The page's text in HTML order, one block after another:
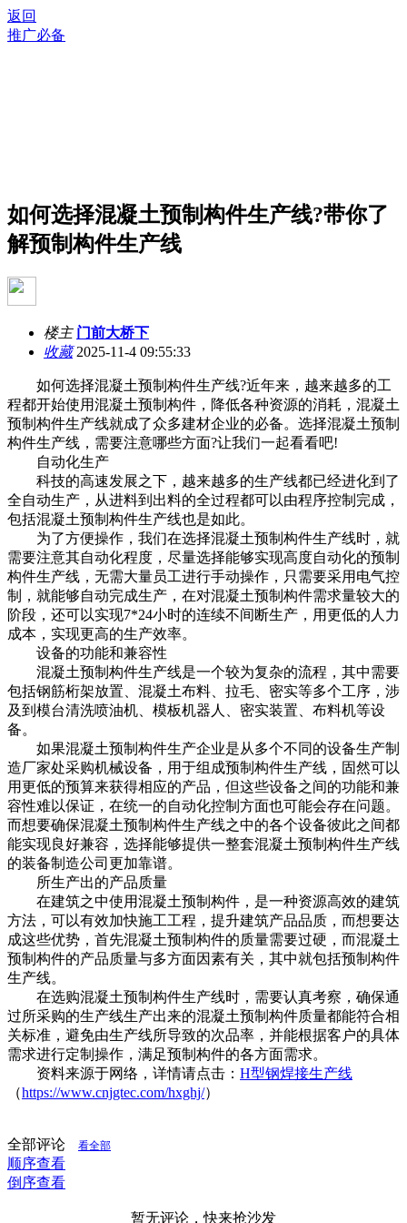
返回
推广必备
如何选择混凝土预制构件生产线?带你了
解预制构件生产线
楼主 门前大桥下
收藏2025-11-4 09:55:33
如何选择混凝土预制构件生产线?近年来，越来越多的工
程都开始使用混凝土预制构件，降低各种资源的消耗，混凝土
预制构件生产线就成了众多建材企业的必备。选择混凝土预制
构件生产线，需要注意哪些方面?让我们一起看看吧!
自动化生产
科技的高速发展之下，越来越多的生产线都已经进化到了
全自动生产，从进料到出料的全过程都可以由程序控制完成，
包括混凝土预制构件生产线也是如此。
为了方便操作，我们在选择混凝土预制构件生产线时，就
需要注意其自动化程度，尽量选择能够实现高度自动化的预制
构件生产线，无需大量员工进行手动操作，只需要采用电气控
制，就能够自动完成生产，在对混凝土预制构件需求量较大的
阶段，还可以实现7*24小时的连续不间断生产，用更低的人力
成本，实现更高的生产效率。
设备的功能和兼容性
混凝土预制构件生产线是一个较为复杂的流程，其中需要
包括钢筋桁架放置、混凝土布料、拉毛、密实等多个工序，涉
及到模台清洗喷油机、模板机器人、密实装置、布料机等设
备。
如果混凝土预制构件生产企业是从多个不同的设备生产制
造厂家处采购机械设备，用于组成预制构件生产线，固然可以
用更低的预算来获得相应的产品，但这些设备之间的功能和兼
容性难以保证，在统一的自动化控制方面也可能会存在问题。
而想要确保混凝土预制构件生产线之中的各个设备彼此之间都
能实现良好兼容，选择能够提供一整套混凝土预制构件生产线
的装备制造公司更加靠谱。
所生产出的产品质量
在建筑之中使用混凝土预制构件，是一种资源高效的建筑
方法，可以有效加快施工工程，提升建筑产品品质，而想要达
成这些优势，首先混凝土预制构件的质量需要过硬，而混凝土
预制构件的产品质量与多方面因素有关，其中就包括预制构件
生产线。
在选购混凝土预制构件生产线时，需要认真考察，确保通
过所采购的生产线生产出来的混凝土预制构件质量都能符合相
关标准，避免由生产线所导致的次品率，并能根据客户的具体
需求进行定制操作，满足预制构件的各方面需求。
资料来源于网络，详情请点击： H型钢焊接生产线
（https://www.cnjgtec.com/hxghj/）
全部评论 看全部
顺序查看
倒序查看
暂无评论，快来抢沙发